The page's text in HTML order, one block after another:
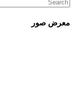
معرض صور